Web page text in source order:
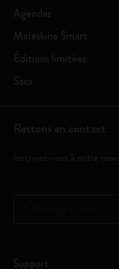
Agendas
Moleskine Smart
Éditions limitées
Sacs
Restons en contact
Inscrivez-vous à notre
Support